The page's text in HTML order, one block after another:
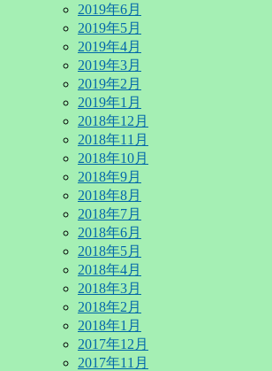
2019年6月
2019年5月
2019年4月
2019年3月
2019年2月
2019年1月
2018年12月
2018年11月
2018年10月
2018年9月
2018年8月
2018年7月
2018年6月
2018年5月
2018年4月
2018年3月
2018年2月
2018年1月
2017年12月
2017年11月